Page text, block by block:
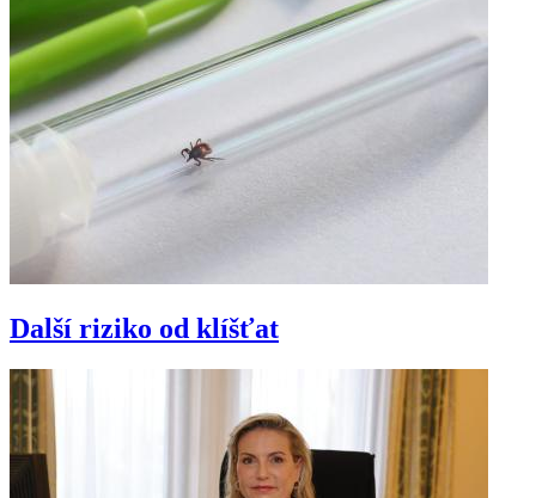
Další riziko od klíšťat